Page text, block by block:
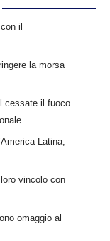
il
la morsa
cessate il fuoco
Latina,
vincolo con
omaggio al